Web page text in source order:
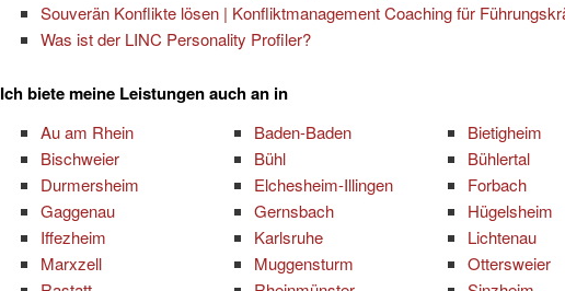
Souverän Konflikte lösen | Konfliktmanagement Coaching für
Was ist der LINC Personality Profiler?
Ich biete meine Leistungen auch an in
Au am Rhein
Bischweier
Durmersheim
Gaggenau
Iffezheim
Marxzell
Baden-Baden
Bühl
Elchesheim-Illingen
Gernsbach
Karlsruhe
Muggensturm
Bietigheim
Bühlertal
Forbach
Hügelsheim
Lichtenau
Ottersweier